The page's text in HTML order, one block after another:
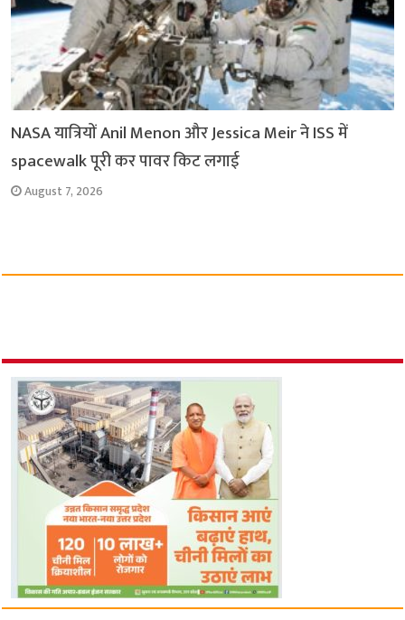
NASA यात्रियों Anil Menon और Jessica Meir ने ISS में
spacewalk पूरी कर पावर किट लगाई
August 7, 2026